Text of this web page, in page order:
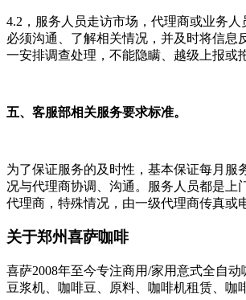
4.2，服务人员走访市场，代理商或业务人
必须沟通、了解相关情况，并及时将信息
一安排调查处理，不能隐瞒、越级上报或
五、客服部相关服务要求标准。
为了保证服务的及时性，基本保证每月服
况与代理商协调、沟通。服务人员都是上
代理商，特殊情况，由一级代理商传真或
关于郑州喜萨咖啡
喜萨2008年至今专注商用/家用意式全自
豆浆机、咖啡豆、原料、咖啡机租赁、咖